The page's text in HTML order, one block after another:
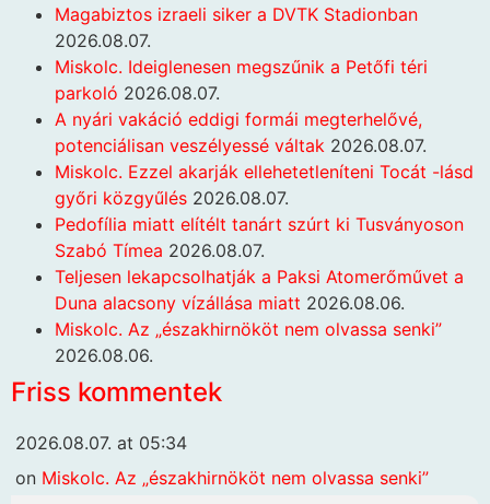
Magabiztos izraeli siker a DVTK Stadionban
2026.08.07.
Miskolc. Ideiglenesen megszűnik a Petőfi téri
parkoló 2026.08.07.
A nyári vakáció eddigi formái megterhelővé,
potenciálisan veszélyessé váltak 2026.08.07.
Miskolc. Ezzel akarják ellehetetleníteni Tocát -lásd
győri közgyűlés 2026.08.07.
Pedofília miatt elítélt tanárt szúrt ki Tusványoson
Szabó Tímea 2026.08.07.
Teljesen lekapcsolhatják a Paksi Atomerőművet a
Duna alacsony vízállása miatt 2026.08.06.
Miskolc. Az „északhirnököt nem olvassa senki”
2026.08.06.
Friss kommentek
2026.08.07. at 05:34
on Miskolc. Az „északhirnököt nem olvassa senki”